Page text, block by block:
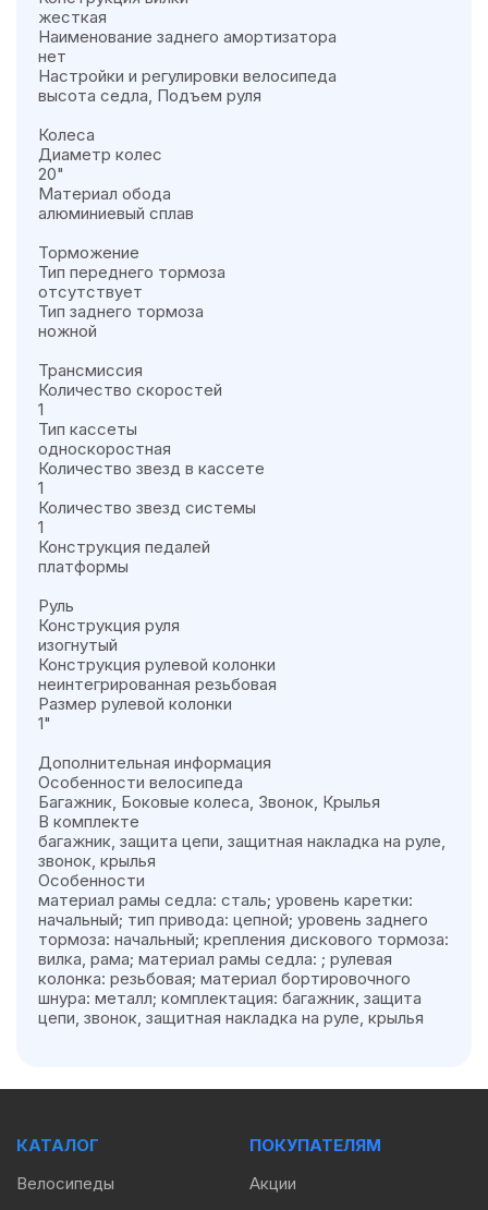
жесткая
Наименование заднего амортизатора
нет
Настройки и регулировки велосипеда
высота седла, Подъем руля
Колеса
Диаметр колес
20"
Материал обода
алюминиевый сплав
Торможение
Тип переднего тормоза
отсутствует
Тип заднего тормоза
ножной
Трансмиссия
Количество скоростей
1
Тип кассеты
односкоростная
Количество звезд в кассете
1
Количество звезд системы
1
Конструкция педалей
платформы
Руль
Конструкция руля
изогнутый
Конструкция рулевой колонки
неинтегрированная резьбовая
Размер рулевой колонки
1"
Дополнительная информация
Особенности велосипеда
Багажник, Боковые колеса, Звонок, Крылья
В комплекте
багажник, защита цепи, защитная накладка на руле,
звонок, крылья
Особенности
материал рамы седла: сталь; уровень каретки:
начальный; тип привода: цепной; уровень заднего
тормоза: начальный; крепления дискового тормоза:
вилка, рама; материал рамы седла: ; рулевая
колонка: резьбовая; материал бортировочного
шнура: металл; комплектация: багажник, защита
цепи, звонок, защитная накладка на руле, крылья
КАТАЛОГ
Велосипеды
ПОКУПАТЕЛЯМ
Акции